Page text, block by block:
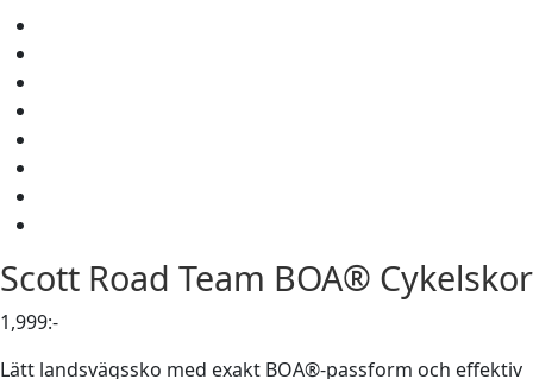
Scott Road Team BOA® Cykelskor
1,999:-
Lätt landsvägssko med exakt BOA®-passform och effektiv